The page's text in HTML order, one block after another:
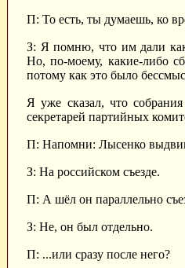
П: То есть, ты думаешь, ко
З: Я помню, что им дали
Но, по-моему, какие-либо
потому как это было
Я уже сказал, что
секретарей партийных
П: Напомни: Лысенко
З: На российском съезде.
П: А шёл он параллельно
З: Не, он был отдельно.
П: ...или сразу после него?